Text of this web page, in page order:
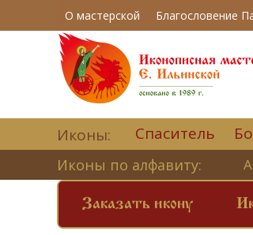
О мастерской Благословение
Иконы: Спаситель
Иконы по алфавиту: А
Заказать икону